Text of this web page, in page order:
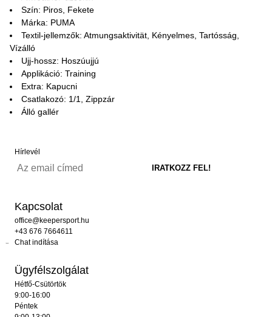
Szín: Piros, Fekete
Márka: PUMA
Textil-jellemzők: Atmungsaktivität, Kényelmes, Tartósság,
Vízálló
Ujj-hossz: Hoszúujjú
Applikáció: Training
Extra: Kapucni
Csatlakozó: 1/1, Zippzár
Álló gallér
Hírlevél
Kapcsolat
office@keepersport.hu
+43 676 7664611
Chat indítása
Ügyfélszolgálat
Hétfő-Csütörtök
9:00-16:00
Péntek